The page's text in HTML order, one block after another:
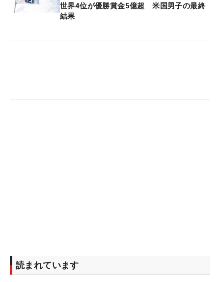
かに迫ったが、昨年は賞金ランキング99位と再び低
それはすごく感じています」。安定感を取り戻した
ショットとショートゲーム、さらには不振と病を乗
世界4位が優勝賞金5億超 米国男子の最終
結果
読まれています